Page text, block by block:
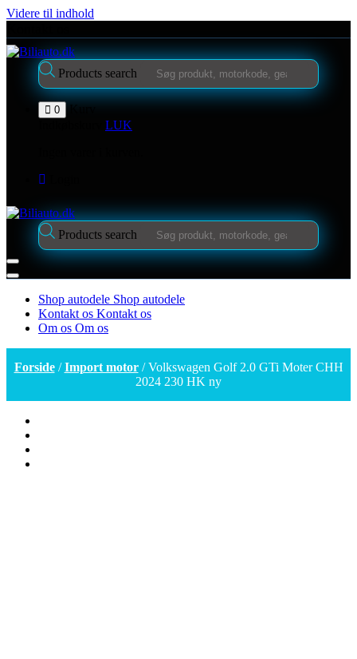
Videre til indhold
Products search
0
LUK
Products search
Shop autodele Shop autodele
Kontakt os Kontakt os
Om os Om os
Forside/Import motor/ Volkswagen Golf 2.0 GTi Moter CHH
2024 230 HK ny